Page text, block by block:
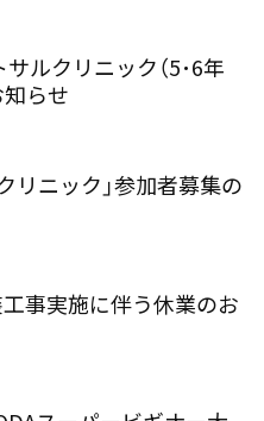
ルクリニック（5･6年
知らせ
リニック」参加者募集の
事実施に伴う休業のお